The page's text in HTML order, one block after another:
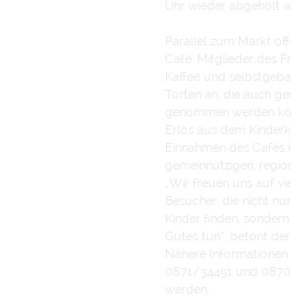
Uhr wieder abgeholt
Parallel zum Markt
Café. Mitglieder des
Kaffee und
Torten an, die auch
genommen werden
Erlös aus dem
Einnahmen des Cafés
gemeinnützigen,
„Wir freuen uns auf
Besucher, die nicht
Kinder finden,
Gutes tun“, betont
Nähere Informationen
0871/34491 und
werden.